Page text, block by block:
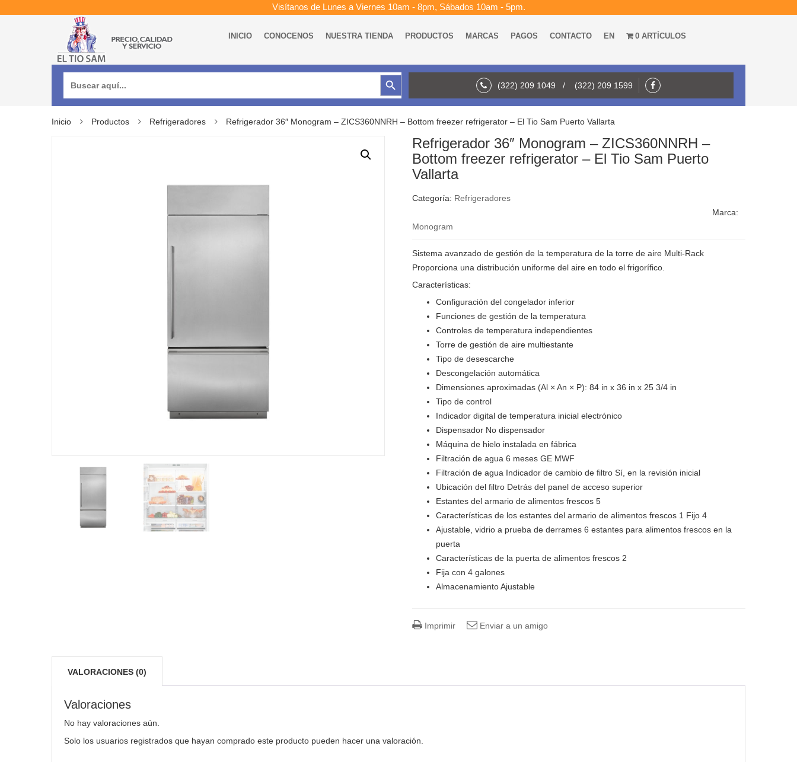
Visítanos de Lunes a Viernes 10am - 8pm, Sábados 10am - 5pm.
INICIO CONOCENOS NUESTRA TIENDA PRODUCTOS MARCAS PAGOS CONTACTO EN 0 ARTÍCULOS
Botón de búsqueda
(322) 209 1049 / (322) 209 1599
Inicio Productos Refrigeradores Refrigerador 36″ Monogram – ZICS360NNRH – Bottom freezer refrigerator – El Tio Sam Puerto Vallarta
Refrigerador 36″ Monogram – ZICS360NNRH –
Bottom freezer refrigerator – El Tio Sam Puerto
Vallarta
Categoría: Refrigeradores
Marca:
Monogram
Sistema avanzado de gestión de la temperatura de la torre de aire Multi-Rack
Proporciona una distribución uniforme del aire en todo el frigorífico.
Características:
Configuración del congelador inferior
Funciones de gestión de la temperatura
Controles de temperatura independientes
Torre de gestión de aire multiestante
Tipo de desescarche
Descongelación automática
Dimensiones aproximadas (Al × An × P): 84 in x 36 in x 25 3/4 in
Tipo de control
Indicador digital de temperatura inicial electrónico
Dispensador No dispensador
Máquina de hielo instalada en fábrica
Filtración de agua 6 meses GE MWF
Filtración de agua Indicador de cambio de filtro Sí, en la revisión inicial
Ubicación del filtro Detrás del panel de acceso superior
Estantes del armario de alimentos frescos 5
Características de los estantes del armario de alimentos frescos 1 Fijo 4
Ajustable, vidrio a prueba de derrames 6 estantes para alimentos frescos en la
puerta
Características de la puerta de alimentos frescos 2
Fija con 4 galones
Almacenamiento Ajustable
Imprimir Enviar a un amigo
VALORACIONES (0)
Valoraciones
No hay valoraciones aún.
Solo los usuarios registrados que hayan comprado este producto pueden hacer una valoración.